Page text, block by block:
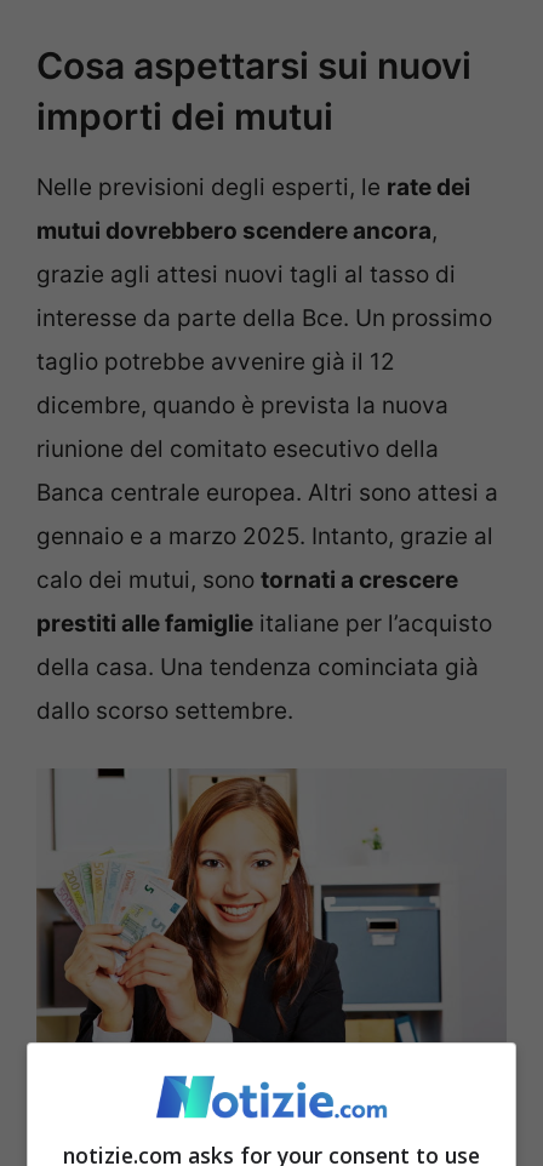
Cosa aspettarsi sui nuovi
importi dei mutui
Nelle previsioni degli esperti, le rate dei
mutui dovrebbero scendere ancora,
grazie agli attesi nuovi tagli al tasso di
interesse da parte della Bce. Un prossimo
taglio potrebbe avvenire già il 12
dicembre, quando è prevista la nuova
riunione del comitato esecutivo della
Banca centrale europea. Altri sono attesi a
gennaio e a marzo 2025. Intanto, grazie al
calo dei mutui, sono tornati a crescere
prestiti alle famiglie italiane per l’acquisto
della casa. Una tendenza cominciata già
dallo scorso settembre.
Cosa aspettarsi sui nuovi importi dei mutui – Notizie.com
notizie.com asks for your consent to use